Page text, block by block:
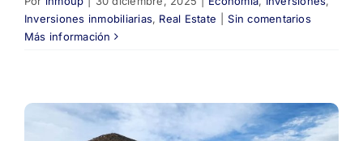
Inversiones inmobiliarias, Real Estate
Sin comentarios
Más información